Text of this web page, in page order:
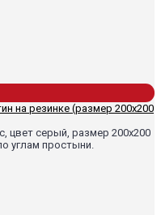
на резинке (размер 200х200
цвет серый, размер 200х200
углам простыни.